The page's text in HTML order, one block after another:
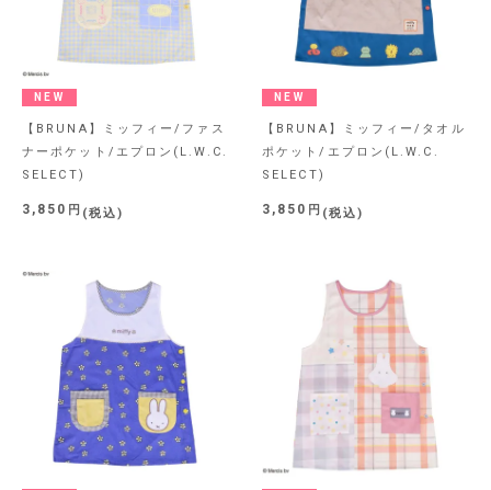
NEW
【BRUNA】ミッフィー/ファス
ナーポケット/エプロン(L.W.C.
SELECT)
3,850 税込
NEW
【BRUNA】ミッフィー/タオル
ポケット/エプロン(L.W.C.
SELECT)
3,850 税込